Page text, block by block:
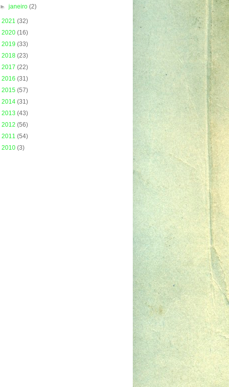
►janeiro(2)
2021 (32)
2020 (16)
2019 (33)
2018 (23)
2017 (22)
2016 (31)
2015 (57)
2014 (31)
2013 (43)
2012 (56)
2011 (54)
2010 (3)